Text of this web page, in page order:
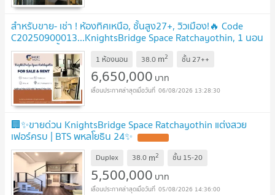
สำหรับขาย- เช่า ! ห้องทิศเหนือ, ชั้นสูง27+, วิวเมือง!🔥 Code
C20250900013...KnightsBridge Space Ratchayothin, 1 นอน
Duplex, 1 น้ำ, แต่งครบ, ราคาพิเศษ!
1 ห้องนอน 38.0 m2 ชั้น27++
6,650,000 บาท
06/08/2026 13:28:30
🏢✨ขายด่วน KnightsBridge Space Ratchayothin แต่งสวย
เฟอร์ครบ | BTS พหลโยธิน 24✨
Duplex 38.0 m2 ชั้น 15-20
5,500,000 บาท
05/08/2026 14:36:00